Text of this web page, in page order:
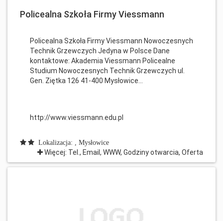
Policealna Szkoła Firmy Viessmann
Policealna Szkoła Firmy Viessmann Nowoczesnych
Technik Grzewczych Jedyna w Polsce Dane
kontaktowe: Akademia Viessmann Policealne
Studium Nowoczesnych Technik Grzewczych ul.
Gen. Ziętka 126 41-400 Mysłowice...
http://www.viessmann.edu.pl
Lokalizacja: , Mysłowice
Więcej: Tel., Email, WWW, Godziny otwarcia, Oferta